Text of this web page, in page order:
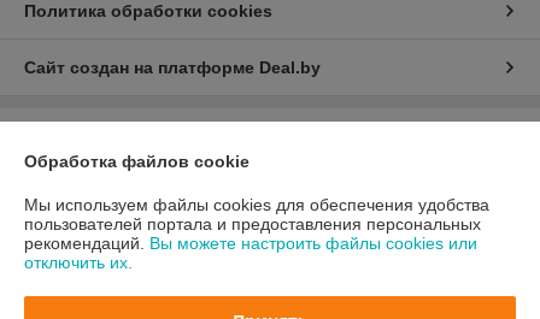
Политика обработки cookies
Сайт создан на платформе Deal.by
220012 РБ. г. Минск, Улица Чернышевского, дом 8, Кабинет № 23
Регистрационный номер ЕГР: 193830922
Регистрационный орган: Минский горисполком
Обработка файлов cookie
Мы используем файлы cookies для обеспечения удобства
пользователей портала и предоставления персональных
рекомендаций. Вы можете настроить файлы cookies или
отключить их.